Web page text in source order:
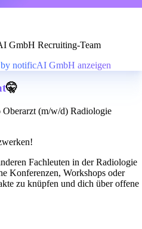
GmbH Recruiting-Team
notificAI GmbH anzeigen
🤫
Oberarzt (m/w/d) Radiologie
Fachleuten in der Radiologie
Konferenzen, Workshops oder
zu knüpfen und dich über offene